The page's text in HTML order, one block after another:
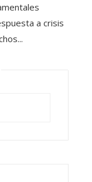
a crisis